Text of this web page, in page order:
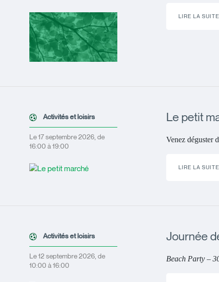
LIRE LA SUITE
Activités et loisirs
Le 17 septembre 2026, de
16:00 à 19:00
Le petit
Venez déguster
LIRE LA SUITE
Activités et loisirs
Le 12 septembre 2026, de
10:00 à 16:00
Journée
Beach Party –